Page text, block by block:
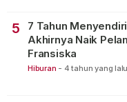
5
7 Tahun
Akhirnya Naik
Fransiska
Hiburan - 4 tahun yang lalu